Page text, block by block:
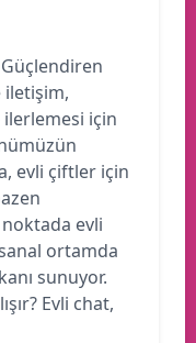
iletişim,
ilerlemesi için
evli çiftler için
evli
ortamda
sunuyor.
Evli chat,